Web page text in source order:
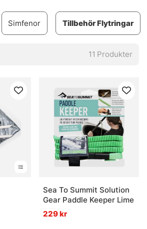
Simfenor Tillbehör Flytringar
11 Produkter
5 stjärnorSea To Summit Solution
Gear Paddle Keeper Lime
229 kr